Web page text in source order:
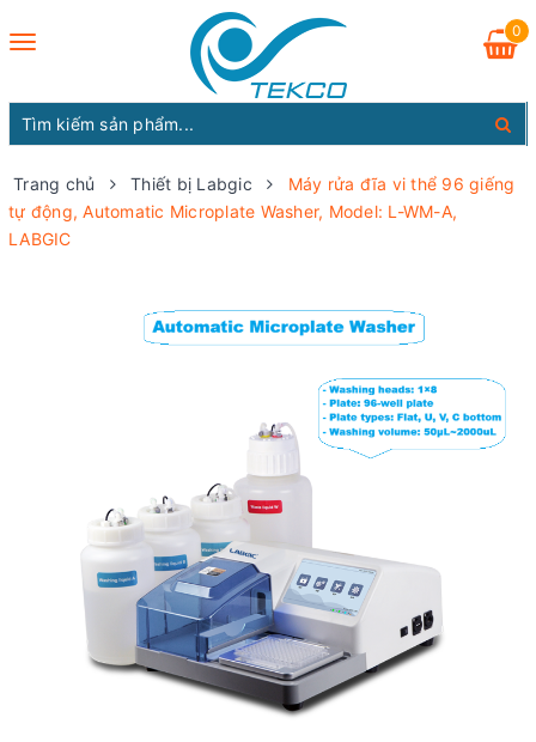
Toggle
0
Trang chủ Thiết bị Labgic
Máy rửa đĩa vi thể 96 giếng
tự động, Automatic Microplate Washer, Model: L-WM-A,
LABGIC